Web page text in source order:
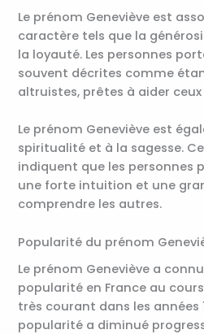
Le prénom Geneviève est
caractère tels que la
la loyauté. Les personnes
souvent décrites comme
altruistes, prêtes à aider
Le prénom Geneviève est
spiritualité et à la sagesse.
indiquent que les personnes
une forte intuition et une
comprendre les autres.
Popularité du prénom
Le prénom Geneviève a
popularité en France au
très courant dans les années
popularité a diminué